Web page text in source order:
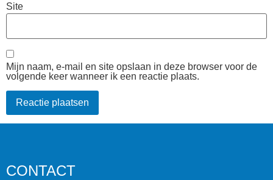
Site
Mijn naam, e-mail en site opslaan in deze browser voor de
volgende keer wanneer ik een reactie plaats.
CONTACT